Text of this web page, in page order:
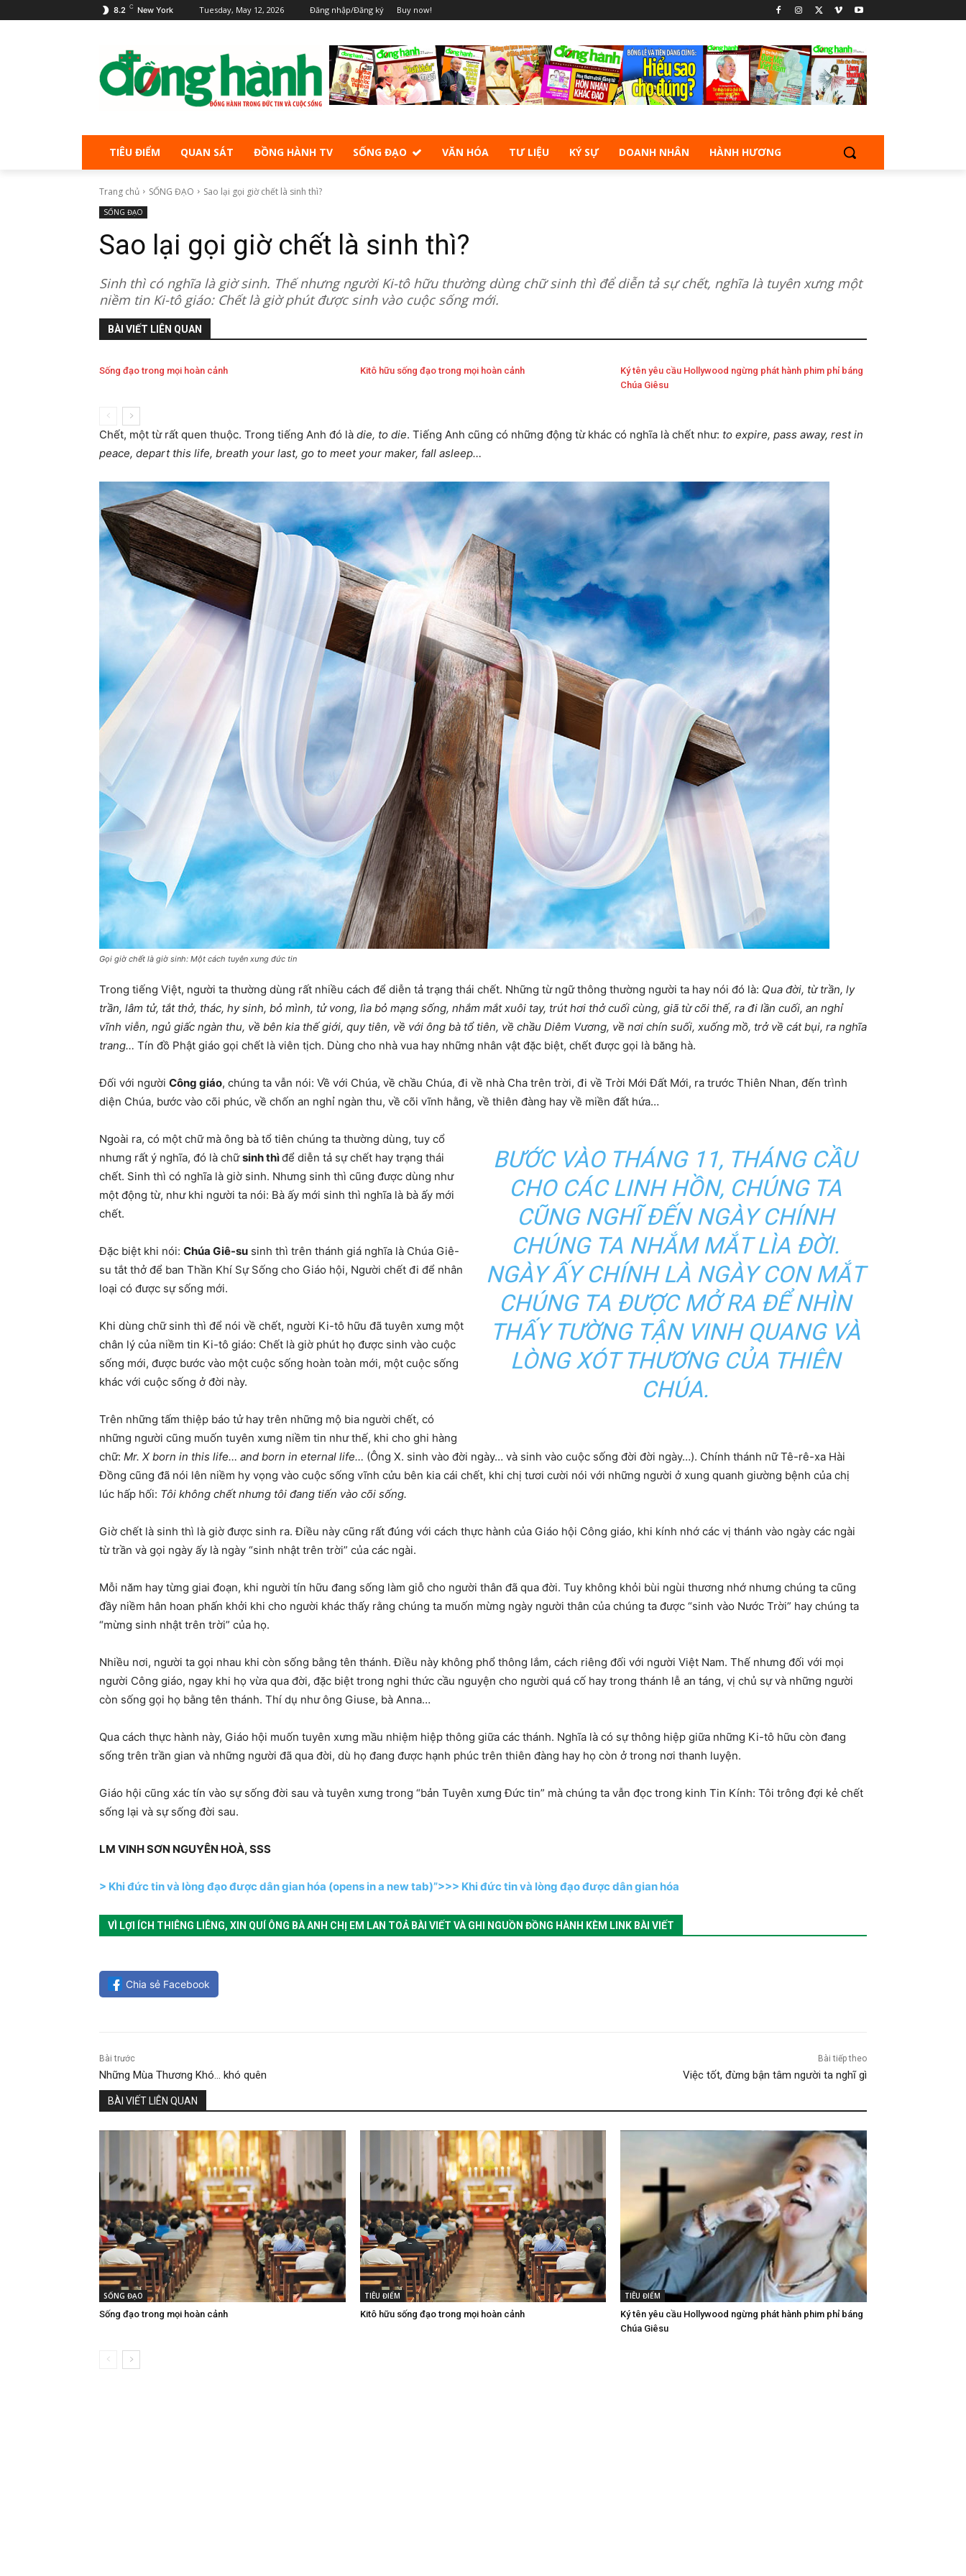
8.2 C New York Tuesday, May 12, 2026 Đăng nhập/Đăng ký Buy now!
TIÊU ĐIỂM QUAN SÁT ĐỒNG HÀNH TV SỐNG ĐẠO VĂN HÓA TƯ LIỆU KÝ SỰ DOANH NHÂN HÀNH HƯƠNG
Trang chủ SỐNG ĐẠO Sao lại gọi giờ chết là sinh thì?
SỐNG ĐẠO
Sao lại gọi giờ chết là sinh thì?
Sinh thì có nghĩa là giờ sinh. Thế nhưng người Ki-tô hữu thường dùng chữ sinh thì để diễn tả sự chết, nghĩa là tuyên xưng một
niềm tin Ki-tô giáo: Chết là giờ phút được sinh vào cuộc sống mới.
BÀI VIẾT LIÊN QUAN
Sống đạo trong mọi hoàn cảnh Kitô hữu sống đạo trong mọi hoàn cảnh
Ký tên yêu cầu Hollywood ngừng phát hành phim phỉ báng
Chúa Giêsu
Chết, một từ rất quen thuộc. Trong tiếng Anh đó là die, to die. Tiếng Anh cũng có những động từ khác có nghĩa là chết như: to expire, pass away, rest in
peace, depart this life, breath your last, go to meet your maker, fall asleep…
Gọi giờ chết là giờ sinh: Một cách tuyên xưng đức tin
Trong tiếng Việt, người ta thường dùng rất nhiều cách để diễn tả trạng thái chết. Những từ ngữ thông thường người ta hay nói đó là: Qua đời, từ trần, ly
trần, lâm tử, tắt thở, thác, hy sinh, bỏ mình, tử vong, lìa bỏ mạng sống, nhắm mắt xuôi tay, trút hơi thở cuối cùng, giã từ cõi thế, ra đi lần cuối, an nghỉ
vĩnh viễn, ngủ giấc ngàn thu, về bên kia thế giới, quy tiên, về với ông bà tổ tiên, về chầu Diêm Vương, về nơi chín suối, xuống mồ, trở về cát bụi, ra nghĩa
trang… Tín đồ Phật giáo gọi chết là viên tịch. Dùng cho nhà vua hay những nhân vật đặc biệt, chết được gọi là băng hà.
Đối với người Công giáo, chúng ta vẫn nói: Về với Chúa, về chầu Chúa, đi về nhà Cha trên trời, đi về Trời Mới Đất Mới, ra trước Thiên Nhan, đến trình
diện Chúa, bước vào cõi phúc, về chốn an nghỉ ngàn thu, về cõi vĩnh hằng, về thiên đàng hay về miền đất hứa…
BƯỚC VÀO THÁNG 11, THÁNG CẦU
CHO CÁC LINH HỒN, CHÚNG TA
CŨNG NGHĨ ĐẾN NGÀY CHÍNH
CHÚNG TA NHẮM MẮT LÌA ĐỜI.
NGÀY ẤY CHÍNH LÀ NGÀY CON MẮT
CHÚNG TA ĐƯỢC MỞ RA ĐỂ NHÌN
THẤY TƯỜNG TẬN VINH QUANG VÀ
LÒNG XÓT THƯƠNG CỦA THIÊN
CHÚA.
Ngoài ra, có một chữ mà ông bà tổ tiên chúng ta thường dùng, tuy cổ
nhưng rất ý nghĩa, đó là chữsinh thìđể diễn tả sự chết hay trạng thái
chết. Sinh thì có nghĩa là giờ sinh. Nhưng sinh thì cũng được dùng như
một động từ, như khi người ta nói: Bà ấy mới sinh thì nghĩa là bà ấy mới
chết.
Đặc biệt khi nói: Chúa Giê-su sinh thì trên thánh giá nghĩa là Chúa Giê-
su tắt thở để ban Thần Khí Sự Sống cho Giáo hội, Người chết đi để nhân
loại có được sự sống mới.
Khi dùng chữ sinh thì để nói về chết, người Ki-tô hữu đã tuyên xưng một
chân lý của niềm tin Ki-tô giáo: Chết là giờ phút họ được sinh vào cuộc
sống mới, được bước vào một cuộc sống hoàn toàn mới, một cuộc sống
khác với cuộc sống ở đời này.
Trên những tấm thiệp báo tử hay trên những mộ bia người chết, có
những người cũng muốn tuyên xưng niềm tin như thế, khi cho ghi hàng
chữ: Mr. X born in this life… and born in eternal life… (Ông X. sinh vào đời ngày… và sinh vào cuộc sống đời đời ngày…). Chính thánh nữ Tê-rê-xa Hài
Đồng cũng đã nói lên niềm hy vọng vào cuộc sống vĩnh cửu bên kia cái chết, khi chị tươi cười nói với những người ở xung quanh giường bệnh của chị
lúc hấp hối: Tôi không chết nhưng tôi đang tiến vào cõi sống.
Giờ chết là sinh thì là giờ được sinh ra. Điều này cũng rất đúng với cách thực hành của Giáo hội Công giáo, khi kính nhớ các vị thánh vào ngày các ngài
từ trần và gọi ngày ấy là ngày “sinh nhật trên trời” của các ngài.
Mỗi năm hay từng giai đoạn, khi người tín hữu đang sống làm giỗ cho người thân đã qua đời. Tuy không khỏi bùi ngùi thương nhớ nhưng chúng ta cũng
đầy niềm hân hoan phấn khởi khi cho người khác thấy rằng chúng ta muốn mừng ngày người thân của chúng ta được “sinh vào Nước Trời” hay chúng ta
“mừng sinh nhật trên trời” của họ.
Nhiều nơi, người ta gọi nhau khi còn sống bằng tên thánh. Điều này không phổ thông lắm, cách riêng đối với người Việt Nam. Thế nhưng đối với mọi
người Công giáo, ngay khi họ vừa qua đời, đặc biệt trong nghi thức cầu nguyện cho người quá cố hay trong thánh lễ an táng, vị chủ sự và những người
còn sống gọi họ bằng tên thánh. Thí dụ như ông Giuse, bà Anna…
Qua cách thực hành này, Giáo hội muốn tuyên xưng mầu nhiệm hiệp thông giữa các thánh. Nghĩa là có sự thông hiệp giữa những Ki-tô hữu còn đang
sống trên trần gian và những người đã qua đời, dù họ đang được hạnh phúc trên thiên đàng hay họ còn ở trong nơi thanh luyện.
Giáo hội cũng xác tín vào sự sống đời sau và tuyên xưng trong “bản Tuyên xưng Đức tin” mà chúng ta vẫn đọc trong kinh Tin Kính: Tôi trông đợi kẻ chết
sống lại và sự sống đời sau.
LM VINH SƠN NGUYÊN HOÀ, SSS
> Khi đức tin và lòng đạo được dân gian hóa (opens in a new tab)”>>> Khi đức tin và lòng đạo được dân gian hóa
VÌ LỢI ÍCH THIÊNG LIÊNG, XIN QUÍ ÔNG BÀ ANH CHỊ EM LAN TOẢ BÀI VIẾT VÀ GHI NGUỒN ĐỒNG HÀNH KÈM LINK BÀI VIẾT
Chia sẻ Facebook
Bài trước
Những Mùa Thương Khó… khó quên
Bài tiếp theo
Việc tốt, đừng bận tâm người ta nghĩ gì
BÀI VIẾT LIÊN QUAN
SỐNG ĐẠO
Sống đạo trong mọi hoàn cảnh
TIÊU ĐIỂM
Kitô hữu sống đạo trong mọi hoàn cảnh
TIÊU ĐIỂM
Ký tên yêu cầu Hollywood ngừng phát hành phim phỉ báng
Chúa Giêsu